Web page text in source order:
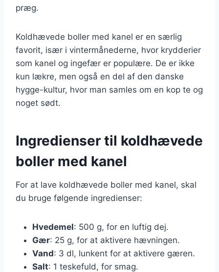
præg.
Koldhævede boller med kanel er en særlig
favorit, især i vintermånederne, hvor krydderier
som kanel og ingefær er populære. De er ikke
kun lækre, men også en del af den danske
hygge-kultur, hvor man samles om en kop te og
noget sødt.
Ingredienser til koldhævede
boller med kanel
For at lave koldhævede boller med kanel, skal
du bruge følgende ingredienser:
Hvedemel: 500 g, for en luftig dej.
Gær: 25 g, for at aktivere hævningen.
Vand: 3 dl, lunkent for at aktivere gæren.
Salt: 1 teskefuld, for smag.